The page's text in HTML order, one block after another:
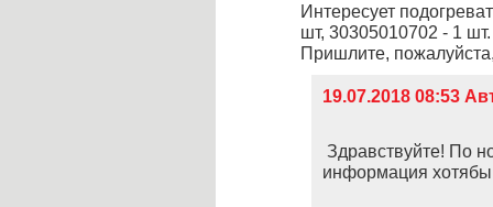
Интересует
шт, 30305010702 - 1 шт.
Пришлите,
19.07.2018 08:53
Здравствуйте! По
информация хотябы